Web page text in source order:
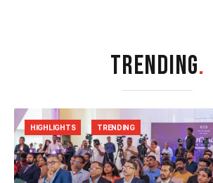
TRENDING.
HIGHLIGHTS TRENDING